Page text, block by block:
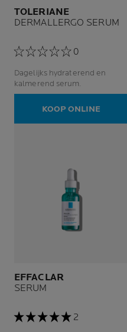
TOLERIANE
DERMALLERGO SERUM
0
Dagelijks hydraterend en
kalmerend serum.
KOOP ONLINE
EFFACLAR
SERUM
2